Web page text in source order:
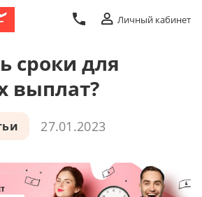
Личный кабинет
сроки для
выплат?
27.01.2023